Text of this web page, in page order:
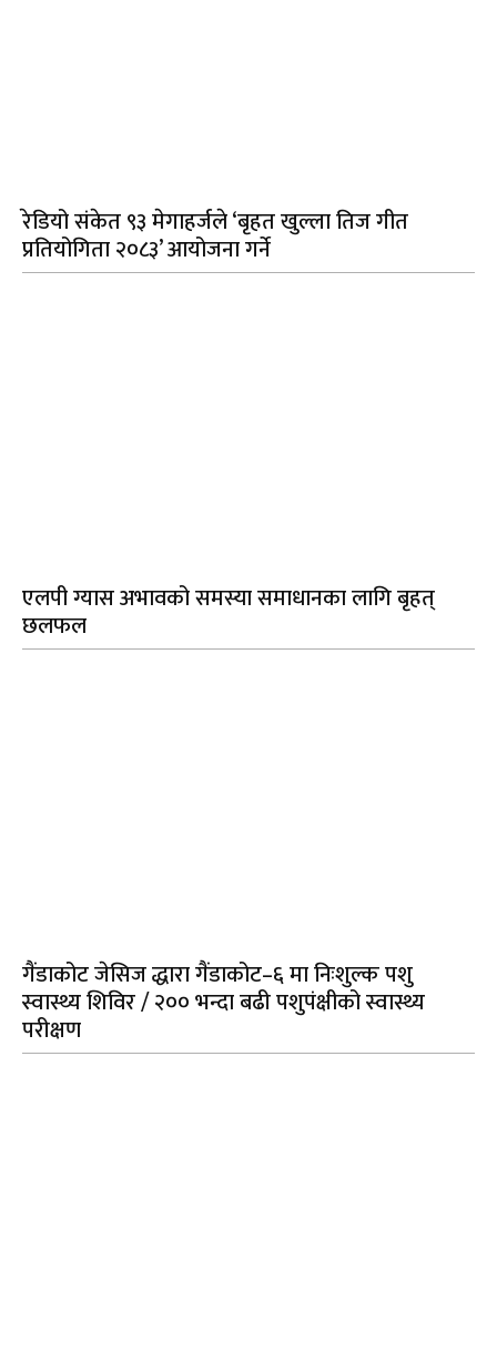
रेडियो संकेत ९३ मेगाहर्जले ‘बृहत खुल्ला तिज गीत
प्रतियोगिता २०८३’ आयोजना गर्ने
एलपी ग्यास अभावको समस्या समाधानका लागि बृहत्
छलफल
गैंडाकोट जेसिज द्धारा गैंडाकोट–६ मा निःशुल्क पशु
स्वास्थ्य शिविर / २०० भन्दा बढी पशुपंक्षीको स्वास्थ्य
परीक्षण